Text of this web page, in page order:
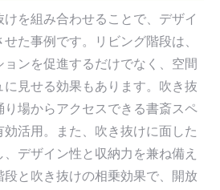
けを組み合わせることで、デザイ
た事例です。リビング階段は、
ンを促進するだけでなく、空間
見せる効果もあります。吹き抜
場からアクセスできる書斎スペ
活用。また、吹き抜けに面した
デザイン性と収納力を兼ね備え
と吹き抜けの相乗効果で、開放